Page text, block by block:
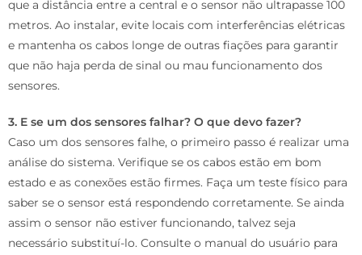
que a distância entre a central e o sensor não ultrapasse 100
metros. Ao instalar, evite locais com interferências elétricas
e mantenha os cabos longe de outras fiações para garantir
que não haja perda de sinal ou mau funcionamento dos
sensores.
3. E se um dos sensores falhar? O que devo fazer?
Caso um dos sensores falhe, o primeiro passo é realizar uma
análise do sistema. Verifique se os cabos estão em bom
estado e as conexões estão firmes. Faça um teste físico para
saber se o sensor está respondendo corretamente. Se ainda
assim o sensor não estiver funcionando, talvez seja
necessário substituí-lo. Consulte o manual do usuário para